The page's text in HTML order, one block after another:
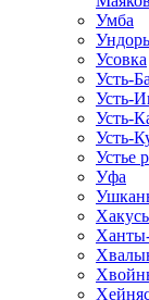
Умба
Усовка
Усть-
Усть-
Усть-
Усть-
Устье
Уфа